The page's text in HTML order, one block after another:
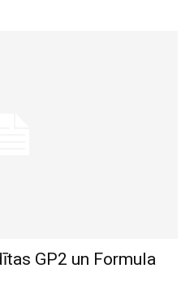
GP2 un Formula